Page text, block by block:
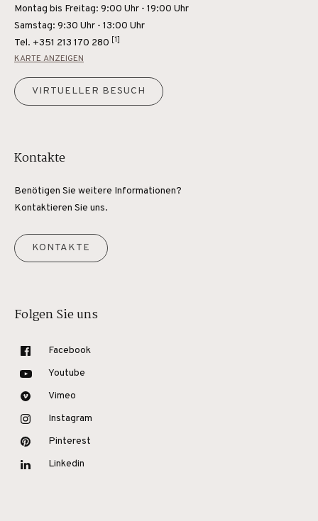
Montag bis Freitag: 9:00 Uhr - 19:00 Uhr
Samstag: 9:30 Uhr - 13:00 Uhr
Tel. +351 213 170 280 [1]
KARTE ANZEIGEN
VIRTUELLER BESUCH
Kontakte
Benötigen Sie weitere Informationen?
Kontaktieren Sie uns.
KONTAKTE
Folgen Sie uns
Facebook
Youtube
Vimeo
Instagram
Pinterest
Linkedin